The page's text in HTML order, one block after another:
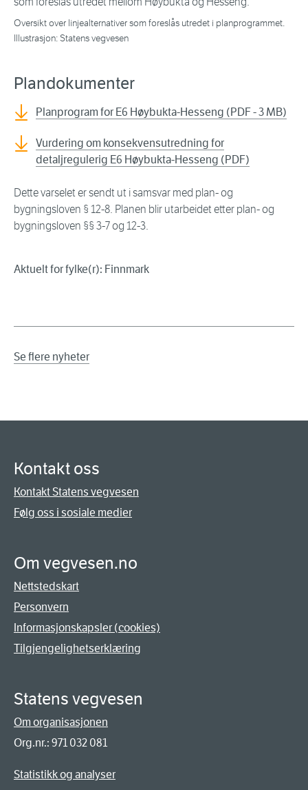
Oversikt over linjealternativer som foreslås utredet i planprogrammet.
Illustrasjon: Statens vegvesen
Plandokumenter
Planprogram for E6 Høybukta-Hesseng (PDF - 3 MB)
Vurdering om konsekvensutredning for
detaljregulerig E6 Høybukta-Hesseng (PDF)
Dette varselet er sendt ut i samsvar med plan- og
bygningsloven § 12-8. Planen blir utarbeidet etter plan- og
bygningsloven §§ 3-7 og 12-3.
Aktuelt for fylke(r): Finnmark
Se flere nyheter
Kontakt oss
Kontakt Statens vegvesen
Følg oss i sosiale medier
Om vegvesen.no
Nettstedskart
Personvern
Informasjonskapsler (cookies)
Tilgjengelighetserklæring
Statens vegvesen
Om organisasjonen
Org.nr.: 971 032 081
Statistikk og analyser